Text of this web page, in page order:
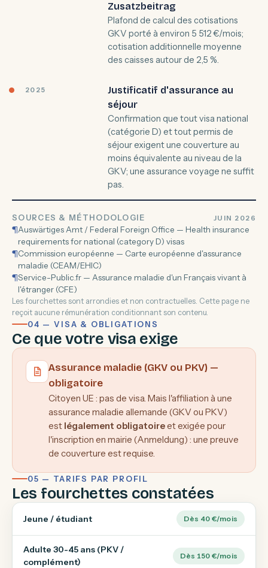
Zusatzbeitrag
Plafond de calcul des cotisations
GKV porté à environ 5 512 €/mois;
cotisation additionnelle moyenne
des caisses autour de 2,5 %.
2025
Justificatif d'assurance au
séjour
Confirmation que tout visa national
(catégorie D) et tout permis de
séjour exigent une couverture au
moins équivalente au niveau de la
GKV; une assurance voyage ne suffit
pas.
SOURCES & MÉTHODOLOGIE JUIN 2026
¶Auswärtiges Amt / Federal Foreign Office — Health insurance
requirements for national (category D) visas
¶Commission européenne — Carte européenne d'assurance
maladie (CEAM/EHIC)
¶Service-Public.fr — Assurance maladie d'un Français vivant à
l'étranger (CFE)
Les fourchettes sont arrondies et non contractuelles. Cette page ne
reçoit aucune rémunération conditionnant son contenu.
04 — VISA & OBLIGATIONS
Ce que votre visa exige
Assurance maladie (GKV ou PKV) —
obligatoire
Citoyen UE : pas de visa. Mais l'affiliation à une
assurance maladie allemande (GKV ou PKV)
est légalement obligatoireet exigée pour
l'inscription en mairie (Anmeldung) : une preuve
de couverture est requise.
05 — TARIFS PAR PROFIL
Les fourchettes constatées
Jeune / étudiant Dès 40 €/mois
Adulte 30-45 ans (PKV /
complément)
Dès 150 €/mois